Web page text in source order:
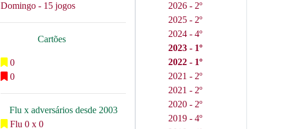
Domingo - 15 jogos
Cartões
0
0
Flu x adversários desde 2003
Flu 0 x 0
2026 - 2º
2025 - 2º
2024 - 4º
2023 - 1º
2022 - 1º
2021 - 2º
2021 - 2º
2020 - 2º
2019 - 4º